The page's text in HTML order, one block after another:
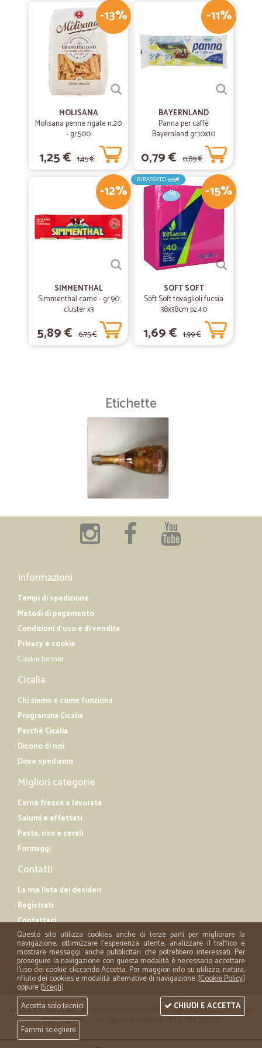
-13%
MOLISANA
Molisana penne rigate n.20
- gr.500
1,25 € 1,45 €
-11%
BAYERNLAND
Panna per caffè
Bayernland gr.10x10
0,79 € 0,89 €
-12%
SIMMENTHAL
Simmenthal carne - gr.90
cluster x3
5,89 € 6,75 €
-15%
RIBASSATO2,15€
SOFT SOFT
Soft Soft tovaglioli fucsia
38x38cm pz.40
1,69 € 1,99 €
Etichette
Informazioni
Tempi di spedizione
Metodi di pagamento
Condizioni d'uso e di vendita
Privacy e cookie
Cookie banner
Cicalia
Chi siamo e come funziona
Programma Cicalia
Perché Cicalia
Dicono di noi
Dove spediamo
Migliori categorie
Carne fresca e lavorata
Salumi e affettati
Pasta, riso e cerali
Formaggi
Contatti
La mia lista dei desideri
Registrati
Contattaci
Cicalia srl - via Acerbi 35 - 46100 - Mantova (MN) - P.iva 02508120207 - C.Fisc
02508120207 - Tel. +39 0376 1590669 - REA: MN 258721
Questo sito utilizza cookies anche di terze parti per migliorare la
navigazione, ottimizzare l'esperienza utente, analizzare il traffico e
mostrare messaggi anche pubblicitari che potrebbero interessati. Per
proseguire la navigazione con questa modalità è necessario accettare
l'uso dei cookie cliccando Accetta. Per maggiori info su utilizzo, natura,
rifiuto dei cookies e modalità alternative di navigazione: [Cookie Policy]
oppure [Scegli]
Accetta solo tecnici
Fammi sciegliere
CHIUDI E ACCETTA